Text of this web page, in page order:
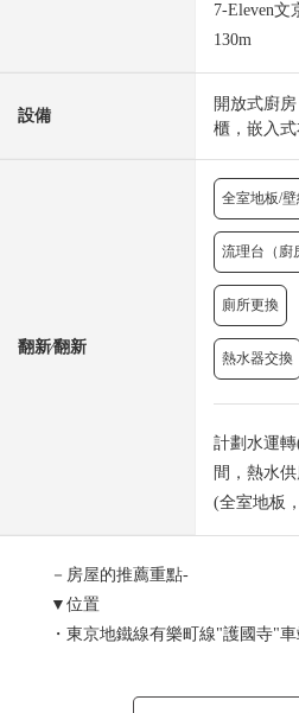
7-Eleven文
130m
設備
開放式廚
櫃，嵌入
翻新⁄翻新
全室地板/
流理台（廚
廁所更換
熱水器交換
計劃水運
間，熱水
(全室地板
－房屋的推薦重點-
▼位置
・東京地鐵線有樂町線"護國寺"
▼Mansion的特徴